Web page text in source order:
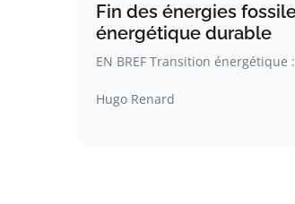
Fin des énergies
énergétique durable
EN BREF Transition
Hugo Renard